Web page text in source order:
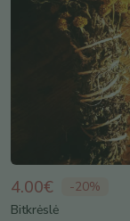
4.00€ -20%
Bitkrėslė